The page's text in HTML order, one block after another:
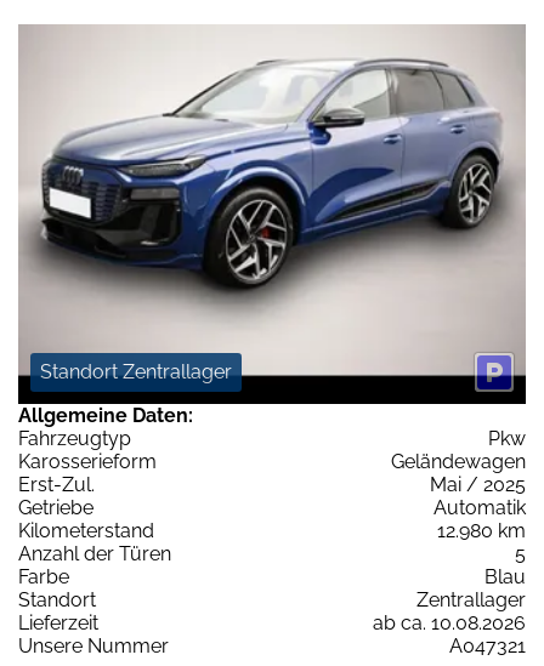
Standort Zentrallager
Allgemeine Daten:
Fahrzeugtyp
Pkw
Karosserieform
Geländewagen
Erst-Zul.
Mai / 2025
Getriebe
Automatik
Kilometerstand
12.980 km
Anzahl der Türen
5
Farbe
Blau
Standort
Zentrallager
Lieferzeit
ab ca. 10.08.2026
Unsere Nummer
A047321